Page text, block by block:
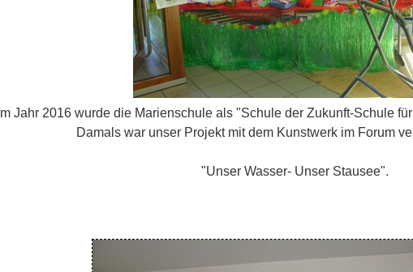
Im Jahr 2016 wurde die Marienschule als "Schule der Zukunft-Schule
Damals war unser Projekt mit dem Kunstwerk im Forum
"Unser Wasser- Unser Stausee".